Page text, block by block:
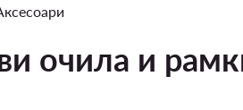
очила и